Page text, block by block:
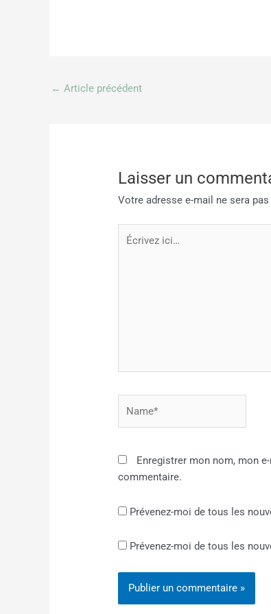
← Article précédent
Laisser un
Votre adresse e-mail ne sera pas
ici…
Enregistrer mon nom, mon
commentaire.
Prévenez-moi de tous les
Prévenez-moi de tous les